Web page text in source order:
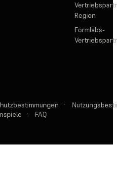
Region
Formlabs-
·
· FAQ